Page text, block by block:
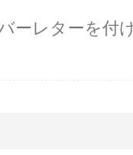
システム開
ーレターを付